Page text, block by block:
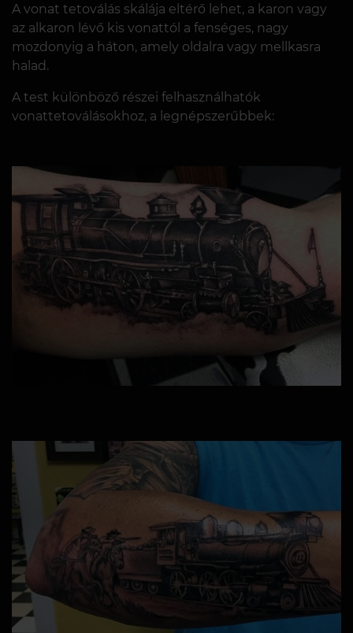
A vonat tetoválás skálája eltérő lehet, a karon vagy
az alkaron lévő kis vonattól a fenséges, nagy
mozdonyig a háton, amely oldalra vagy mellkasra
halad.
A test különböző részei felhasználhatók
vonattetoválásokhoz, a legnépszerűbbek: